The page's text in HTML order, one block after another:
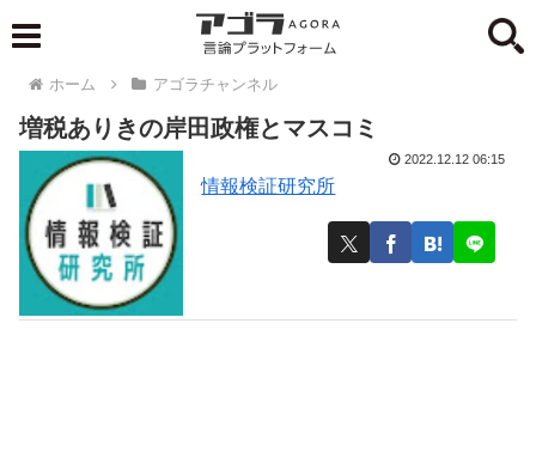
ホーム アゴラチャンネル
増税ありきの岸田政権とマスコミ
情報検証研究所
2022.12.12 06:15